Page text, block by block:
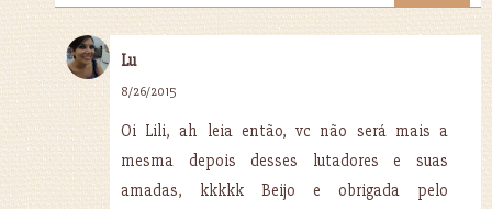
Lu
8/26/2015
Oi Lili, ah leia então, vc não será mais a
mesma depois desses lutadores e suas
amadas, kkkkk Beijo e obrigada pelo